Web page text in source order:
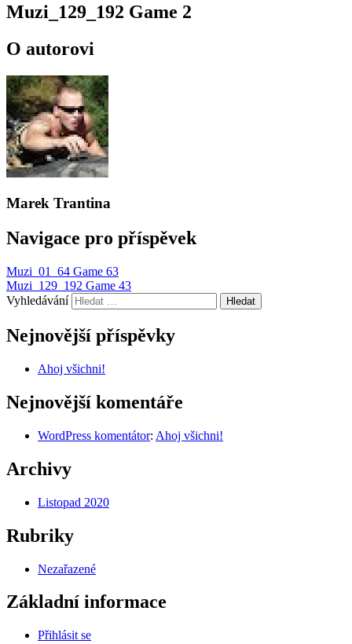
Muzi_129_192 Game 2
O autorovi
Marek Trantina
Navigace pro příspěvek
Muzi_01_64 Game 63
Muzi_129_192 Game 43
Vyhledávání
Nejnovější příspěvky
Ahoj všichni!
Nejnovější komentáře
WordPress komentátor: Ahoj všichni!
Archivy
Listopad 2020
Rubriky
Nezařazené
Základní informace
Přihlásit se